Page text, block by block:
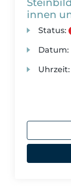
innen
Status:
Datum:
Uhrzeit: